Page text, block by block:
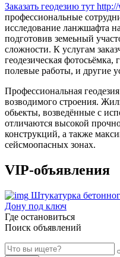
Заказать геодезию тут
профессиональные
исследование ланжшафта
подготовив земеьный
сложности. К услугам
геодезическая
полевые работы, и другие
Профессиональная
возводимого строения.
обьекты, возведённые с
отличаются высокой
конструкций, а также
сейсмоопасных зонах.
VIP-объявления
Штукатурка
Дону под ключ
Где остановиться
Поиск объявлений